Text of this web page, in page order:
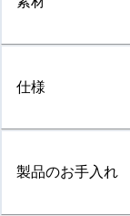
仕様
製品のお手入れ